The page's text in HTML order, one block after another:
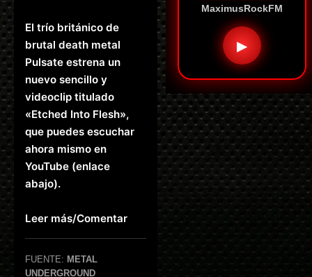
El trío británico de
brutal death metal
Pulsate estrena un
nuevo sencillo y
videoclip titulado
«Etched Into Flesh»,
que puedes escuchar
ahora mismo en
YouTube (enlace
abajo).
Leer más/Comentar
FUENTE: METAL
UNDERGROUND
MaximusRockFM
▶